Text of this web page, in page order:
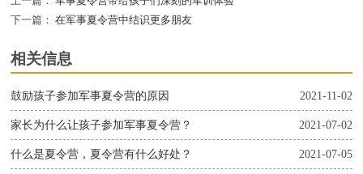
下一篇： 在军事夏令营中结识更多朋友
相关信息
2021-11-02
鼓励孩子参加军事夏令营的原因
2021-07-02
家长为什么让孩子参加军事夏令营？
2021-07-05
什么是夏令营，夏令营有什么好处？